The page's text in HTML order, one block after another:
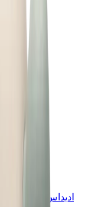
اديداس